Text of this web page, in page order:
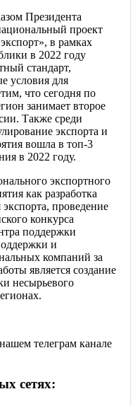
Президента
проект
в рамках
в 2022 году
стандарт,
условия для
что сегодня по
занимает второе
Также среди
экспорта и
вошла в топ-3
в 2022 году.
экспортного
как разработка
проведение
конкурса
поддержки
и
компаний за
является создание
несырьевого
телеграм канале
сетях: